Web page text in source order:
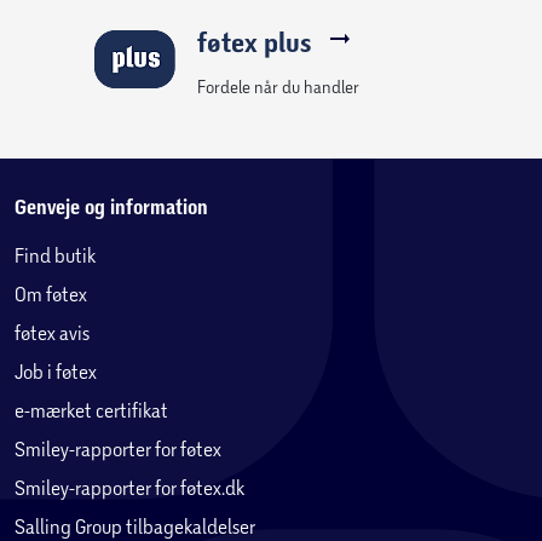
føtex plus
Fordele når du handler
Genveje og information
Find butik
Om føtex
føtex avis
Job i føtex
e-mærket certifikat
Smiley-rapporter for føtex
Smiley-rapporter for føtex.dk
Salling Group tilbagekaldelser